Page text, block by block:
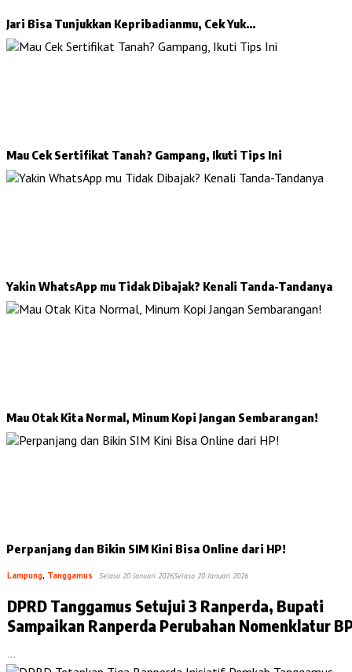
Jari Bisa Tunjukkan Kepribadianmu, Cek Yuk…
Mau Cek Sertifikat Tanah? Gampang, Ikuti Tips Ini
Yakin WhatsApp mu Tidak Dibajak? Kenali Tanda-Tandanya
Mau Otak Kita Normal, Minum Kopi Jangan Sembarangan!
Perpanjang dan Bikin SIM Kini Bisa Online dari HP!
Lampung, Tanggamus Selasa 20 Januari 2026Selasa 20 Januari 2026
DPRD Tanggamus Setujui 3 Ranperda, Bupati
Sampaikan Ranperda Perubahan Nomenklatur
…